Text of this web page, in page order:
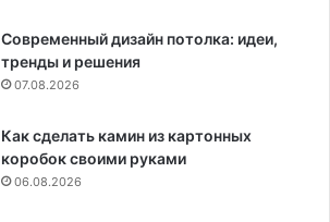
Современный дизайн потолка: идеи,
тренды и решения
07.08.2026
Как сделать камин из картонных
коробок своими руками
06.08.2026